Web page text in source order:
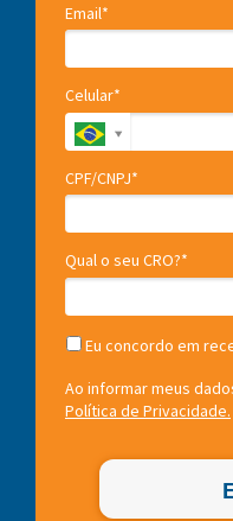
Email*
Celular*
CPF/CNPJ*
Qual o seu CRO?*
Eu concordo em
Ao informar meus
Política de Privacidade.